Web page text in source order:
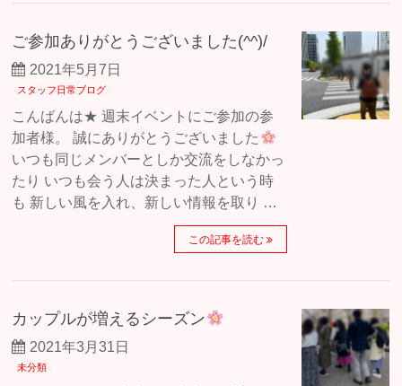
ご参加ありがとうございました(^^)/
2021年5月7日
スタッフ日常ブログ
こんばんは★ 週末イベントにご参加の参
加者様。 誠にありがとうございました
いつも同じメンバーとしか交流をしなかっ
たり いつも会う人は決まった人という時
も 新しい風を入れ、新しい情報を取り …
この記事を読む
カップルが増えるシーズン
2021年3月31日
未分類